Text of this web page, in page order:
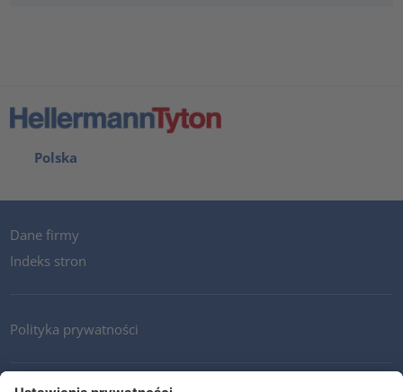
Polska
Dane firmy
Indeks stron
Polityka prywatności